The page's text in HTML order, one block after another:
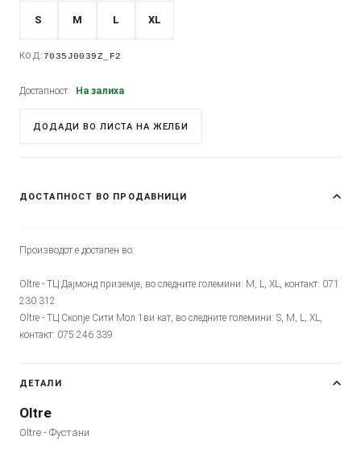
S M L XL
КОД:7035J0039Z_F2
Достапност: На залиха
ДОДАДИ ВО ЛИСТА НА ЖЕЛБИ
ДОСТАПНОСТ ВО ПРОДАВНИЦИ
Производот е достапен во:
Oltre - ТЦ Дајмонд приземје, во следните големини: M, L, XL, контакт: 071
230 312
Oltre - ТЦ Скопје Сити Мол 1ви кат, во следните големини: S, M, L, XL,
контакт: 075 246 339
ДЕТАЛИ
Oltre
Oltre - Фустани